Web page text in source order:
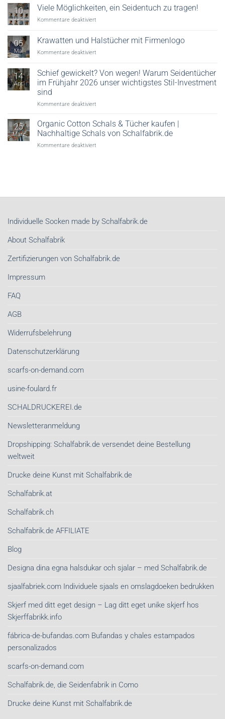
Textildruck:
Reaktivdruck,
Veredelung
10
Juni
Viele Möglichkeiten, ein Seidentuch zu tragen!
Kommentare deaktiviert
Möglichkeiten,
ein
tragen!
05
Mai
Krawatten und Halstücher mit Firmenlogo
Kommentare deaktiviert
und
Halstücher
mit
14
Apr.
Schief gewickelt? Von wegen! Warum Seidentücher
im Frühjahr 2026 unser wichtigstes Stil-Investment
sind
Kommentare deaktiviert
gewickelt?
Von
wegen!
wichtigstes
sind
25
März
Organic Cotton Schals & Tücher kaufen |
Nachhaltige Schals von Schalfabrik.de
Kommentare deaktiviert
kaufen
Schals
Individuelle Socken made by Schalfabrik.de
About Schalfabrik
Zertifizierungen von Schalfabrik.de
Impressum
FAQ
AGB
Widerrufsbelehrung
Datenschutzerklärung
scarfs-on-demand.com
usine-foulard.fr
SCHALDRUCKEREI.de
Newsletteranmeldung
Dropshipping: Schalfabrik.de versendet deine Bestellung
weltweit
Drucke deine Kunst mit Schalfabrik.de
Schalfabrik.at
Schalfabrik.ch
Schalfabrik.de AFFILIATE
Blog
Designa dina egna halsdukar och sjalar – med Schalfabrik.de
sjaalfabriek.com Individuele sjaals en omslagdoeken bedrukken
Skjerf med ditt eget design – Lag ditt eget unike skjerf hos
Skjerffabrikk.info
fábrica-de-bufandas.com Bufandas y chales estampados
personalizados
scarfs-on-demand.com
Schalfabrik.de, die Seidenfabrik in Como
Drucke deine Kunst mit Schalfabrik.de